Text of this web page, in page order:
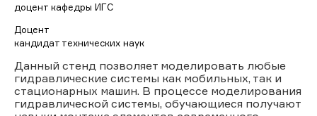
доцент кафедры ИГС
Доцент
кандидат технических наук
Данный стенд позволяет моделировать любые
гидравлические системы как мобильных, так и
стационарных машин. В процессе моделирования
гидравлической системы, обучающиеся получают